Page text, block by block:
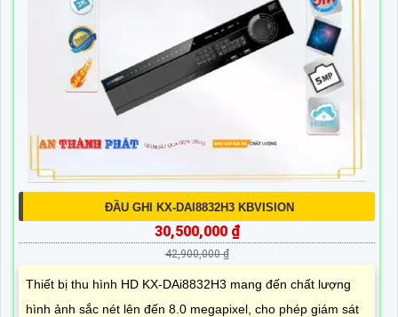
ĐẦU GHI KX-DAI8832H3 KBVISION
30,500,000 ₫
42,900,000 ₫
Thiết bị thu hình HD KX-DAi8832H3 mang đến chất lượng
hình ảnh sắc nét lên đến 8.0 megapixel, cho phép giám sát